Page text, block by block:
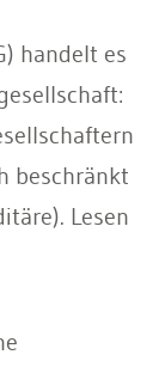
handelt es
beschränkt
Lesen